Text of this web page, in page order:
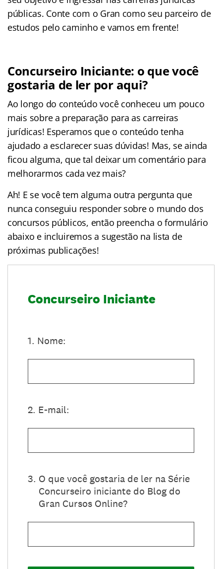
públicas. Conte com o Gran como seu parceiro de
estudos pelo caminho e vamos em frente!
Concurseiro Iniciante: o que você
gostaria de ler por aqui?
Ao longo do conteúdo você conheceu um pouco
mais sobre a preparação para as carreiras
jurídicas! Esperamos que o conteúdo tenha
ajudado a esclarecer suas dúvidas! Mas, se ainda
ficou alguma, que tal deixar um comentário para
melhorarmos cada vez mais?
Ah! E se você tem alguma outra pergunta que
nunca conseguiu responder sobre o mundo dos
concursos públicos, então preencha o formulário
abaixo e incluiremos a sugestão na lista de
próximas publicações!